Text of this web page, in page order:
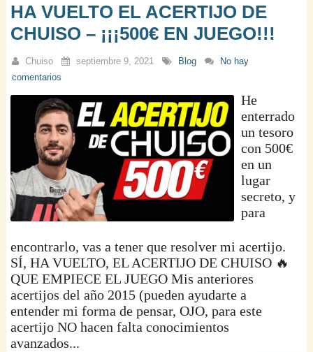
HA VUELTO EL ACERTIJO DE
CHUISO – ¡¡¡500€ EN JUEGO!!!
Chuiso septiembre 9, 2021 Blog
No hay
comentarios
He
enterrado
un tesoro
con 500€
en un
lugar
secreto, y
para
encontrarlo, vas a tener que resolver mi acertijo.
SÍ, HA VUELTO, EL ACERTIJO DE CHUISO 🔥
QUE EMPIECE EL JUEGO Mis anteriores
acertijos del año 2015 (pueden ayudarte a
entender mi forma de pensar, OJO, para este
acertijo NO hacen falta conocimientos
avanzados...